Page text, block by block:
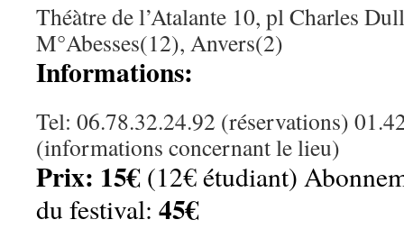
Théàtre de l’Atalante 10, pl Charles
M°Abesses(12), Anvers(2)
Informations:
Tel: 06.78.32.24.92 (réservations)
(informations concernant le lieu)
Prix: 15€ (12€ étudiant)
du festival: 45€